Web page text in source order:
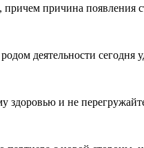
причина появления
деятельности сегодня
здоровью и не